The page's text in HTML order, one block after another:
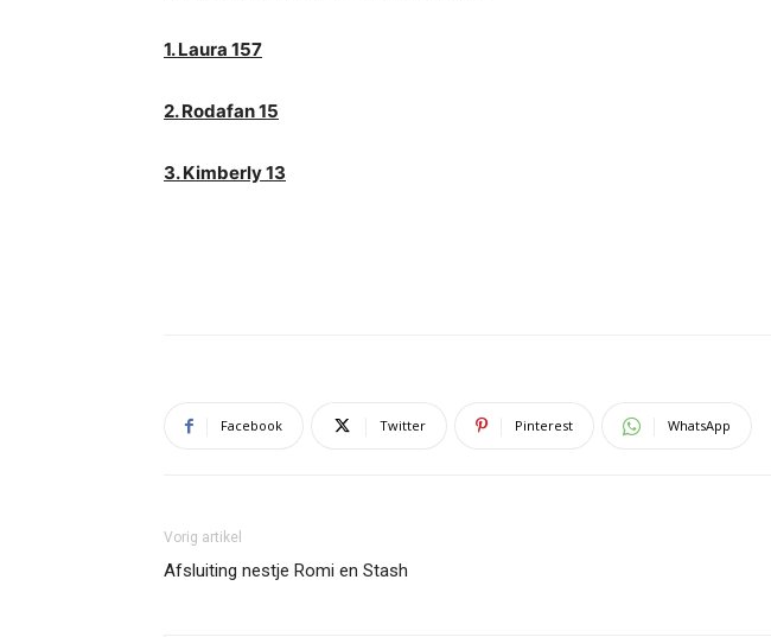
1. Laura 157
2. Rodafan 15
3. Kimberly 13
Facebook Twitter Pinterest WhatsApp
Vorig artikel
Afsluiting nestje Romi en Stash